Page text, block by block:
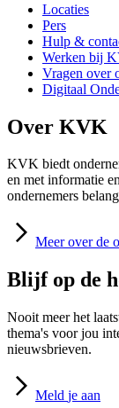
Locaties
Pers
Hulp &
Werken bij
Vragen over
Digitaal
Over KVK
KVK biedt
en met informatie
ondernemers
Meer over de
Blijf op de
Nooit meer het
thema's voor jou
nieuwsbrieven.
Meld je aan